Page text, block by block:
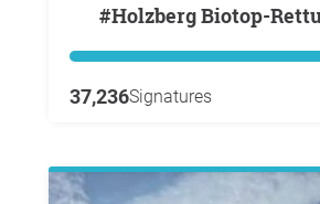
#Holzberg Biotop-
37,236Signatures